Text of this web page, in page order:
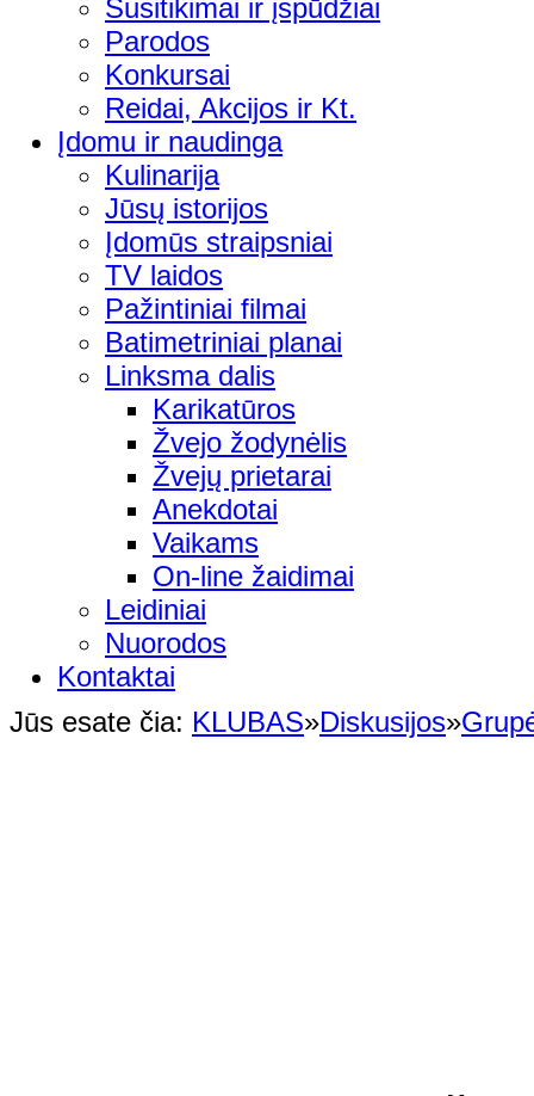
Susitikimai ir įspūdžiai
Parodos
Konkursai
Reidai, Akcijos ir Kt.
Įdomu ir naudinga
Kulinarija
Jūsų istorijos
Įdomūs straipsniai
TV laidos
Pažintiniai filmai
Batimetriniai planai
Linksma dalis
Karikatūros
Žvejo žodynėlis
Žvejų prietarai
Anekdotai
Vaikams
On-line žaidimai
Leidiniai
Nuorodos
Kontaktai
Jūs esate čia: KLUBAS»Diskusijos»